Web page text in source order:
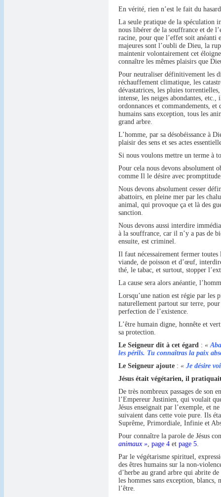
En vérité, rien n’est le fait du
La seule pratique de la spéculation
nous libérer de la souffrance et de
racine, pour que l’effet soit anéanti
majeures sont l’oubli de Dieu, la
maintenir volontairement cet
connaître les mêmes plaisirs que
Pour neutraliser définitivement les
réchauffement climatique, les
dévastatrices, les pluies
intense, les neiges abondantes, etc.,
ordonnances et commandements,
humains sans exception, tous les
grand arbre.
L’homme, par sa désobéissance à
plaisir des sens et ses actes
Si nous voulons mettre un terme à
Pour cela nous devons absolument
comme Il le désire avec
Nous devons absolument cesser
abattoirs, en pleine mer par les
animal, qui provoque ça et là des
sanction.
Nous devons aussi interdire
à la souffrance, car il n’y a pas de
ensuite, est criminel.
Il faut nécessairement fermer toutes
viande, de poisson et d’œuf,
thé, le tabac, et surtout, stopper
La cause sera alors anéantie,
Lorsqu’une nation est régie par les
naturellement partout sur terre,
perfection de l’existence.
L’être humain digne, honnête et
sa protection.
Le Seigneur dit à cet égard : «
les périls. Tu connaîtras la paix
Le Seigneur ajoute : « Je désire
Jésus était végétarien, il
De très nombreux passages de son
l’Empereur Justinien, qui voulait
Jésus enseignait par l’exemple, et
suivaient dans cette voie pure. Ils
Suprême, Primordiale, Infinie et
Pour connaître la parole de Jésus
animaux », page 4 et page 5.
Par le végétarisme spirituel,
des êtres humains sur la non-
d’herbe au grand arbre qui abrite
les hommes sans exception,
l’être.